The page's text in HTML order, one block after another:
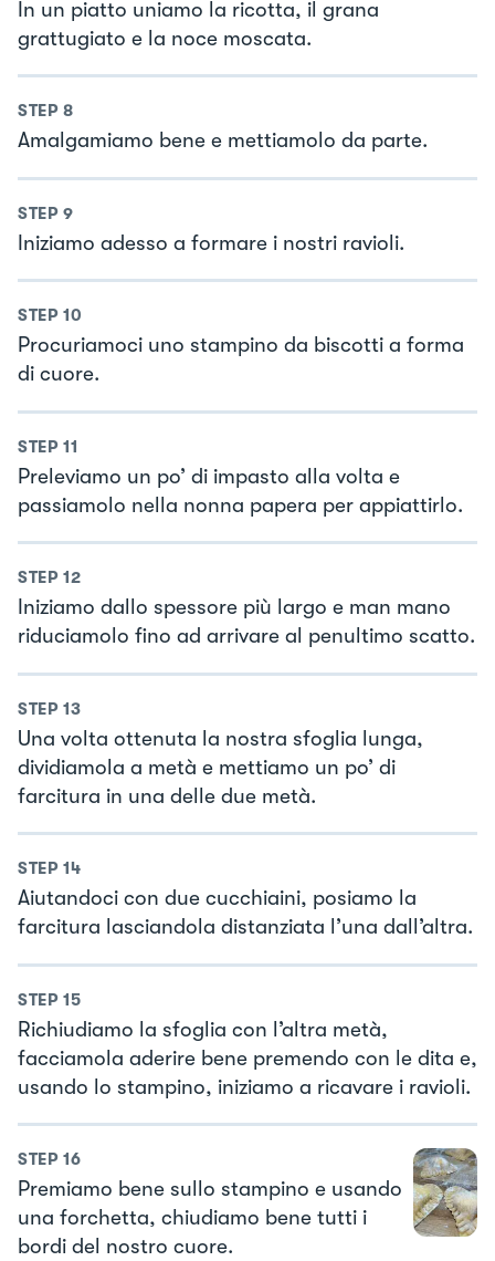
In un piatto uniamo la ricotta, il grana
grattugiato e la noce moscata.
STEP 8
Amalgamiamo bene e mettiamolo da parte.
STEP 9
Iniziamo adesso a formare i nostri ravioli.
STEP 10
Procuriamoci uno stampino da biscotti a forma
di cuore.
STEP 11
Preleviamo un po’ di impasto alla volta e
passiamolo nella nonna papera per appiattirlo.
STEP 12
Iniziamo dallo spessore più largo e man mano
riduciamolo fino ad arrivare al penultimo scatto.
STEP 13
Una volta ottenuta la nostra sfoglia lunga,
dividiamola a metà e mettiamo un po’ di
farcitura in una delle due metà.
STEP 14
Aiutandoci con due cucchiaini, posiamo la
farcitura lasciandola distanziata l’una dall’altra.
STEP 15
Richiudiamo la sfoglia con l’altra metà,
facciamola aderire bene premendo con le dita e,
usando lo stampino, iniziamo a ricavare i ravioli.
STEP 16
Premiamo bene sullo stampino e usando
una forchetta, chiudiamo bene tutti i
bordi del nostro cuore.